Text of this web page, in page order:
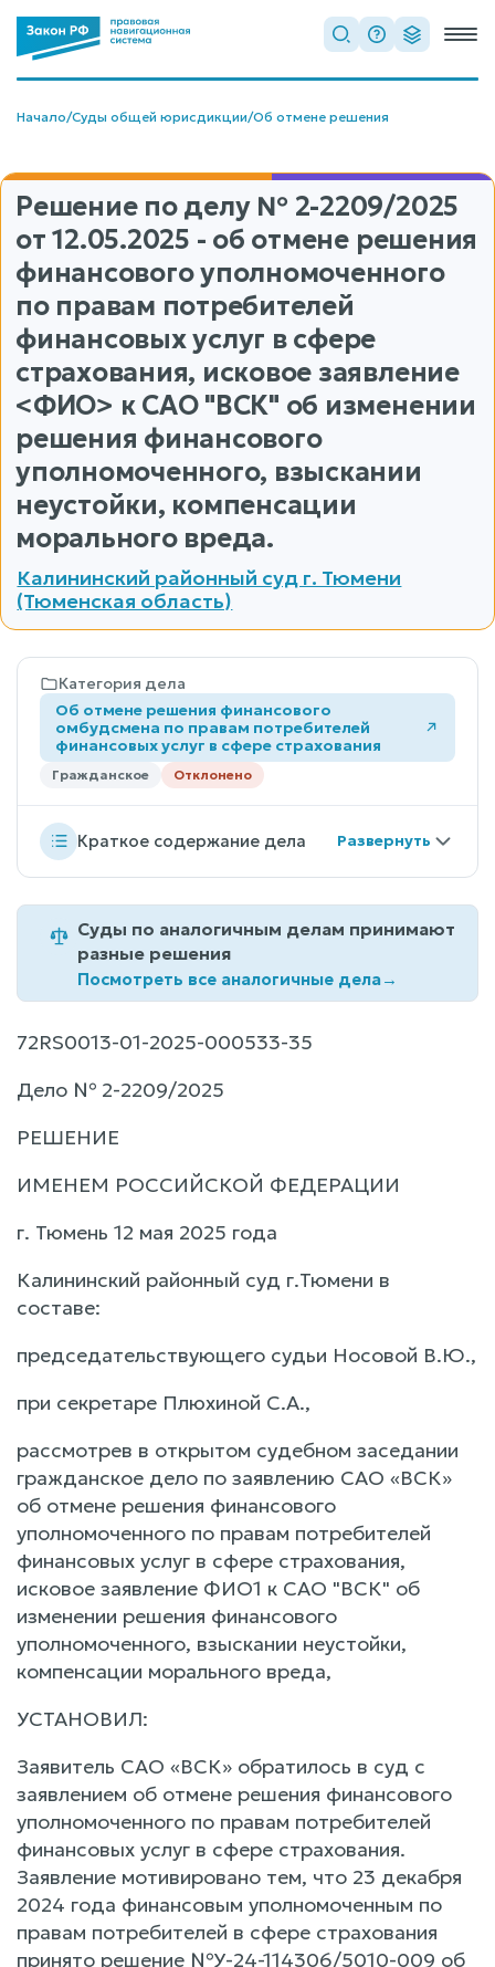
Начало/Суды общей юрисдикции/Об отмене решения
Решение по делу № 2-2209/2025
от 12.05.2025 - об отмене решения
финансового уполномоченного
по правам потребителей
финансовых услуг в сфере
страхования, исковое заявление
<ФИО> к САО "ВСК" об изменении
решения финансового
уполномоченного, взыскании
неустойки, компенсации
морального вреда.
Калининский районный суд г. Тюмени
(Тюменская область)
Категория дела
Об отмене решения финансового
омбудсмена по правам потребителей
финансовых услуг в сфере страхования
Гражданское Отклонено
Краткое содержание дела
Суды по аналогичным делам принимают
разные решения
Посмотреть все аналогичные дела→
72RS0013-01-2025-000533-35
Дело № 2-2209/2025
РЕШЕНИЕ
ИМЕНЕМ РОССИЙСКОЙ ФЕДЕРАЦИИ
г. Тюмень 12 мая 2025 года
Калининский районный суд г.Тюмени в
составе:
председательствующего судьи Носовой В.Ю.,
при секретаре Плюхиной С.А.,
рассмотрев в открытом судебном заседании
гражданское дело по заявлению САО «ВСК»
об отмене решения финансового
уполномоченного по правам потребителей
финансовых услуг в сфере страхования,
исковое заявление ФИО1 к САО "ВСК" об
изменении решения финансового
уполномоченного, взыскании неустойки,
компенсации морального вреда,
УСТАНОВИЛ:
Заявитель САО «ВСК» обратилось в суд с
заявлением об отмене решения финансового
уполномоченного по правам потребителей
финансовых услуг в сфере страхования.
Заявление мотивировано тем, что 23 декабря
2024 года финансовым уполномоченным по
правам потребителей в сфере страхования
принято решение №У-24-114306/5010-009 об